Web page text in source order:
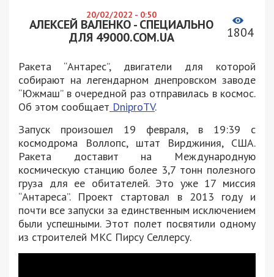
20/02/2022 - 0:50
АЛЕКСЕЙ ВАЛЕНКО - СПЕЦИАЛЬНО
ДЛЯ 49000.COM.UA
1804
Ракета “Антарес”, двигатели для которой
собирают на легендарном днепровском заводе
“Южмаш” в очередной раз отправилась в космос.
Об этом сообщает DniproTV.
Запуск произошел 19 февраля, в 19:39 с
космодрома Воллопс, штат Вирджиния, США.
Ракета доставит на Международную
космическую станцию более 3,7 тонн полезного
груза для ее обитателей. Это уже 17 миссия
“Антареса”. Проект стартовал в 2013 году и
почти все запуски за единственным исключением
были успешными. Этот полет посвятили одному
из строителей МКС Пирсу Селлерсу.